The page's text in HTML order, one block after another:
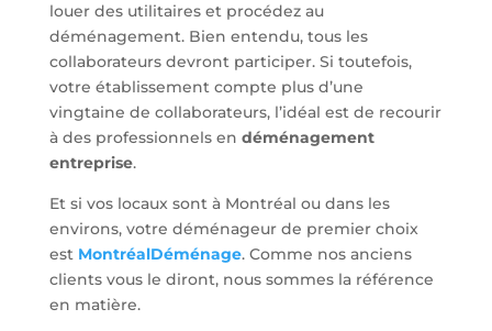
louer des utilitaires et procédez au
déménagement. Bien entendu, tous les
collaborateurs devront participer. Si toutefois,
votre établissement compte plus d’une
vingtaine de collaborateurs, l’idéal est de recourir
à des professionnels en déménagement
entreprise.
Et si vos locaux sont à Montréal ou dans les
environs, votre déménageur de premier choix
est MontréalDéménage. Comme nos anciens
clients vous le diront, nous sommes la référence
en matière.